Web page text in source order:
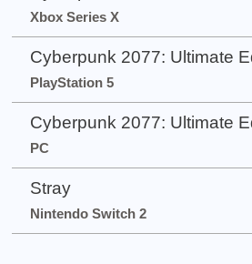
Xbox Series X
Cyberpunk 2077: Ultimate
PlayStation 5
Cyberpunk 2077: Ultimate
PC
Stray
Nintendo Switch 2